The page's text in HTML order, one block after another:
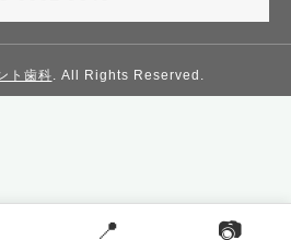
ト歯科 . All Rights Reserved.
📍 📷